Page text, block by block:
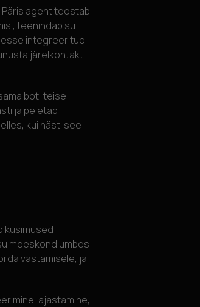
Päris agent teostab
teenindab su
integreeritud.
järelkontakti
bot, teise
ja peletab
kui hästi see
küsimused
meeskond umbes
vastamisele, ja
ajastamine,